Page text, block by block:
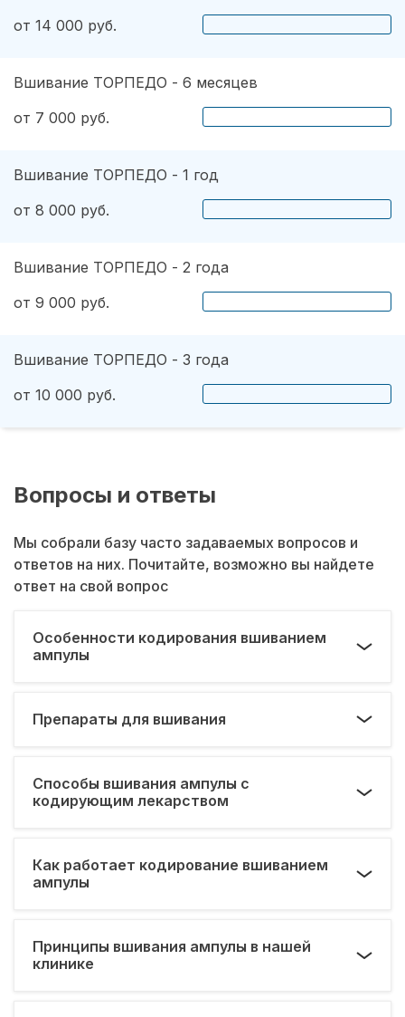
от 14 000 руб.
Вшивание ТОРПЕДО - 6 месяцев
от 7 000 руб.
Вшивание ТОРПЕДО - 1 год
от 8 000 руб.
Вшивание ТОРПЕДО - 2 года
от 9 000 руб.
Вшивание ТОРПЕДО - 3 года
от 10 000 руб.
Вопросы и ответы
Мы собрали базу часто задаваемых вопросов и
ответов на них. Почитайте, возможно вы найдете
ответ на свой вопрос
Особенности кодирования вшиванием
ампулы
Препараты для вшивания
Способы вшивания ампулы с
кодирующим лекарством
Как работает кодирование вшиванием
ампулы
Принципы вшивания ампулы в нашей
клинике